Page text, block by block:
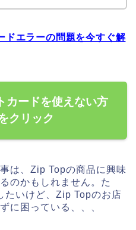
エラーの問題を今すぐ解
カードを使えない方
クリック
は、Zip Topの商品に興味
のかもしれません。た
たいけど、Zip Topのお店
に困っている、、、